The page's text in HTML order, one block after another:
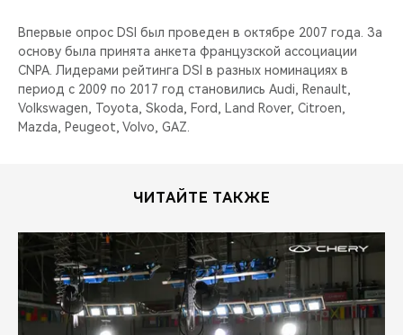
Впервые опрос DSI был проведен в октябре 2007 года. За
основу была принята анкета французской ассоциации
CNPA. Лидерами рейтинга DSI в разных номинациях в
период с 2009 по 2017 год становились Audi, Renault,
Volkswagen, Toyota, Skoda, Ford, Land Rover, Citroen,
Mazda, Peugeot, Volvo, GAZ.
ЧИТАЙТЕ ТАКЖЕ